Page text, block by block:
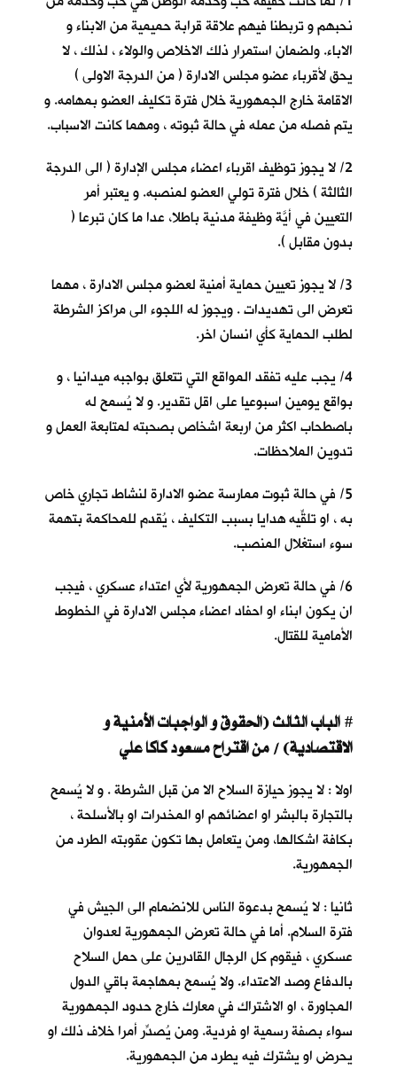
نحبهم و تربطنا فيهم علاقة قرابة حميمية من الابناء و
الاباء. ولضمان استمرار ذلك الاخلاص والولاء ، لذلك ، لا
يحق لأقرباء عضو مجلس الادارة ( من الدرجة الاولى )
الاقامة خارج الجمهورية خلال فترة تكليف العضو بمهامه. و
يتم فصله من عمله في حالة ثبوته ، ومهما كانت الاسباب.
2/ لا يجوز توظيف اقرباء اعضاء مجلس الإدارة ( الى الدرجة
الثالثة ) خلال فترة تولي العضو لمنصبه. و يعتبر أمر
التعيين في أيَّة وظيفة مدنية باطلا، عدا ما كان تبرعا (
بدون مقابل ).
3/ لا يجوز تعيين حماية أمنية لعضو مجلس الادارة ، مهما
تعرض الى تهديدات . ويجوز له اللجوء الى مراكز الشرطة
لطلب الحماية كأي انسان اخر.
4/ يجب عليه تفقد المواقع التي تتعلق بواجبه ميدانيا ، و
بواقع يومين اسبوعيا على اقل تقدير. و لا يُسمح له
باصطحاب اكثر من اربعة اشخاص بصحبته لمتابعة العمل و
تدوين الملاحظات.
5/ في حالة ثبوت ممارسة عضو الادارة لنشاط تجاري خاص
به ، او تلقِّيه هدايا بسبب التكليف ، يُقدم للمحاكمة بتهمة
سوء استغلال المنصب.
6/ في حالة تعرض الجمهورية لأي اعتداء عسكري ، فيجب
ان يكون ابناء او احفاد اعضاء مجلس الادارة في الخطوط
الأمامية للقتال.
# الباب الثالث (الحقوق و الواجبات الأمنية و
الاقتصادية) / من اقتراح مسعود كاكا علي
اولا : لا يجوز حيازة السلاح الا من قبل الشرطة . و لا يُسمح
بالتجارة بالبشر او اعضائهم او المخدرات او بالأسلحة ،
بكافة اشكالها، ومن يتعامل بها تكون عقوبته الطرد من
الجمهورية.
ثانيا : لا يُسمح بدعوة الناس للانضمام الى الجيش في
فترة السلام. أما في حالة تعرض الجمهورية لعدوان
عسكري ، فيقوم كل الرجال القادرين على حمل السلاح
بالدفاع وصد الاعتداء. ولا يُسمح بمهاجمة باقي الدول
المجاورة ، او الاشتراك في معارك خارج حدود الجمهورية
سواء بصفة رسمية او فردية. ومن يُصدِّر أمرا خلاف ذلك او
يحرض او يشترك فيه يطرد من الجمهورية.